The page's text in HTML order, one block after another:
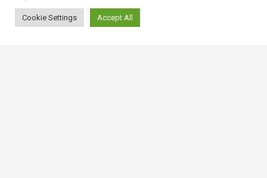
Cookie Settings Accept All